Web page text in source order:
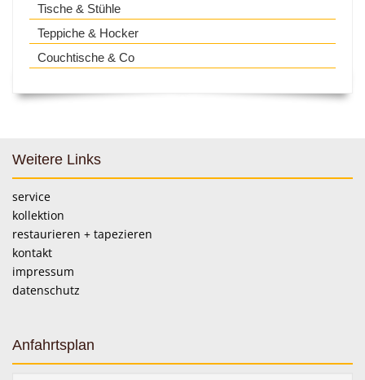
Tische & Stühle
Teppiche & Hocker
Couchtische & Co
Weitere Links
service
kollektion
restaurieren + tapezieren
kontakt
impressum
datenschutz
Anfahrtsplan